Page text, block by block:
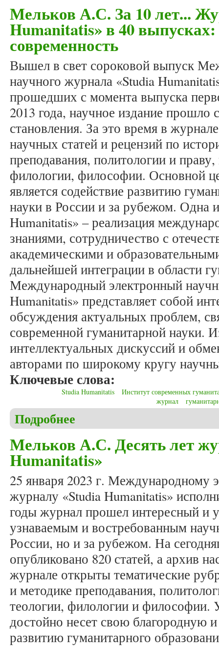
Мельков А.С. За 10 лет...
Humanitatis» в 40
современность
Вышел в свет сороковой выпуск
научного журнала «Studia
прошедших с момента выпуска
2013 года, научное издание прошло
становления. За это время в
научных статей и рецензий по
преподавания, политологии и
филологии, философии. Основной
является содействие развитию
науки в России и за рубежом. Одна
Humanitatis» – реализация
знаниями, сотрудничество с
академическими и
дальнейшей интеграции в области
Международный электронный
Humanitatis» представляет собой
обсуждения актуальных проблем,
современной гуманитарной науки.
интеллектуальных дискуссий и
авторами по широкому кругу
Ключевые слова:
Studia Humanitatis
Институт современных
журнал
Подробнее
Мельков А.С. Десять лет
Humanitatis»
25 января 2023 г. Международному
журналу «Studia Humanitatis»
годы журнал прошел интересный и
узнаваемым и востребованным
России, но и за рубежом. На
опубликовано 820 статей, а архив
журнале открыты тематические
и методике преподавания,
теологии, филологии и философии.
достойно несет свою благородную
развитию гуманитарного